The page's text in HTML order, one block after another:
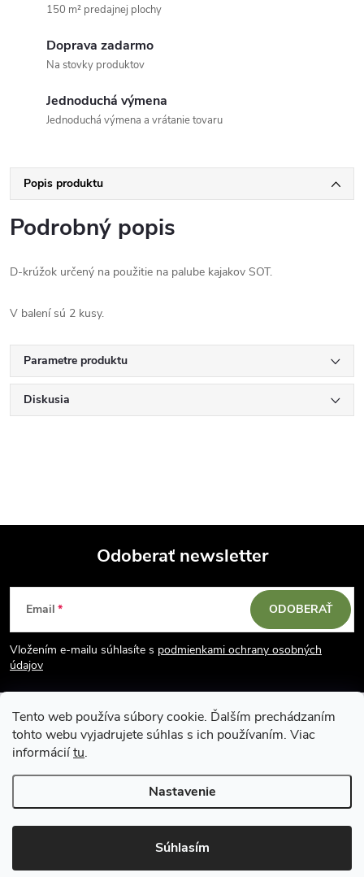
Tento web používa súbory cookie. Ďalším prechádzaním
tohto webu vyjadrujete súhlas s ich používaním. Viac
informáciítu.
Nastavenie
Súhlasím
150 m² predajnej plochy
Doprava zadarmo
Na stovky produktov
Jednoduchá výmena
Jednoduchá výmena a vrátanie tovaru
Popis produktu
Podrobný popis
D-krúžok určený na použitie na palube kajakov SOT.
V balení sú 2 kusy.
Parametre produktu
Diskusia
Z
á
p
ä
e
Odoberať newsletter
Email
Vložením e-mailu súhlasíte s podmienkami ochrany osobných
údajov
ODOBERAŤ
Copyright 2026Vodácky obchod SUN sport. Všetky práva vyhradené.
Upraviť nastavenie cookies